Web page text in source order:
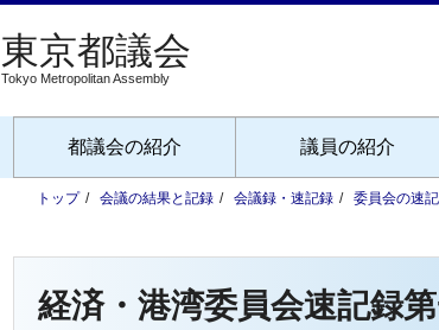
Tokyo Metropolitan Assembly
都議会の紹介 議員の紹介
トップ 会議の結果と記録 会議録・速記録 委員会の速
経済・港湾委員会速記録